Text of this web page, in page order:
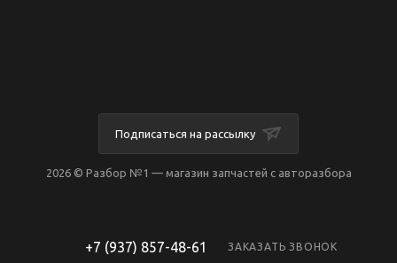
Подписаться на рассылку
2026 © Разбор №1 — магазин запчастей с авторазбора
+7 (937) 857-48-61 ЗАКАЗАТЬ ЗВОНОК